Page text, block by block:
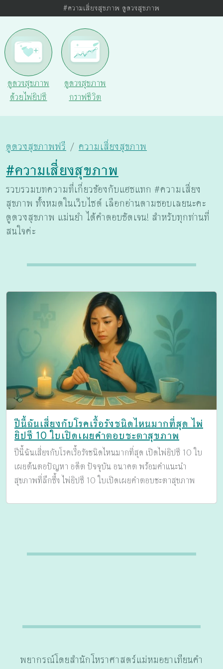
#ความเสี่ยงสุขภาพ ดูดวงสุขภาพ
ดูดวงสุขภาพ
ด้วยไพ่ยิปซี
ดูดวงสุขภาพ
กราฟชีวิต
ดูดวงสุขภาพฟรี ความเสี่ยงสุขภาพ
#ความเสี่ยงสุขภาพ
รวบรวมบทความที่เกี่ยวข้องกับแฮชแทก #ความเสี่ยง
สุขภาพ ทั้งหมดในเว็บไซต์ เลือกอ่านตามชอบเลยนะคะ
ดูดวงสุขภาพ แม่นยำ ได้คำตอบชัดเจน! สำหรับทุกท่านที่
สนใจค่ะ
ปีนี้ฉันเสี่ยงกับโรคเรื้อรังชนิดไหนมากที่สุด ไพ่
ยิปซี 10 ใบเปิดเผยคำตอบชะตาสุขภาพ
ปีนี้ฉันเสี่ยงกับโรคเรื้อรังชนิดไหนมากที่สุด เปิดไพ่ยิปซี 10 ใบ
เผยต้นตอปัญหา อดีต ปัจจุบัน อนาคต พร้อมคำแนะนำ
สุขภาพที่ลึกซึ้ง ไพ่ยิปซี 10 ใบเปิดเผยคำตอบชะตาสุขภาพ
พยากรณ์โดยสำนักโหราศาสตร์แม่หมอยาเทียนคำ